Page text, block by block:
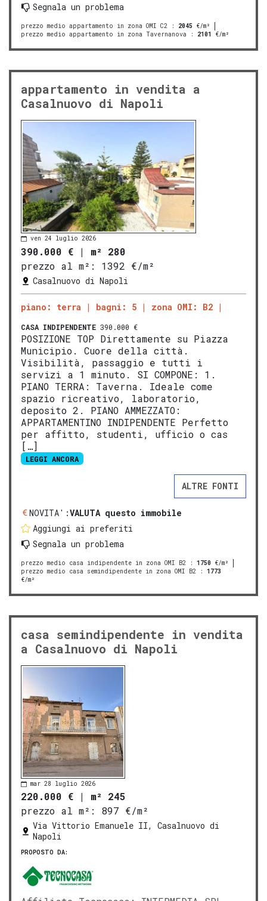
Segnala un problema
prezzo medio appartamento in zona OMI C2 : 2045 €/m²
prezzo medio appartamento in zona Tavernanova : 2101 €/m²
appartamento in vendita a
Casalnuovo di Napoli
ven 24 luglio 2026
390.000 € | m² 280
prezzo al m²:
1392 €/m²
Casalnuovo di Napoli
piano: terra bagni: 5 zona OMI: B2
CASA INDIPENDENTE 390.000 €
POSIZIONE TOP Direttamente su Piazza
Municipio. Cuore della città.
Visibilità, passaggio e tutti i
servizi a 1 minuto. SI COMPONE: 1.
PIANO TERRA: Taverna. Ideale come
spazio ricreativo, laboratorio,
deposito 2. PIANO AMMEZZATO:
APPARTAMENTINO INDIPENDENTE Perfetto
per affitto, studenti, ufficio o cas
[…]
LEGGI ANCORA
ALTRE FONTI
NOVITA':VALUTA questo immobile
Aggiungi ai preferiti
Segnala un problema
prezzo medio casa indipendente in zona OMI B2 : 1750 €/m²
prezzo medio casa semindipendente in zona OMI B2 : 1773
€/m²
casa semindipendente in vendita
a Casalnuovo di Napoli
mar 28 luglio 2026
220.000 € | m² 245
prezzo al m²:
897 €/m²
Via Vittorio Emanuele II, Casalnuovo di
Napoli
PROPOSTO DA: